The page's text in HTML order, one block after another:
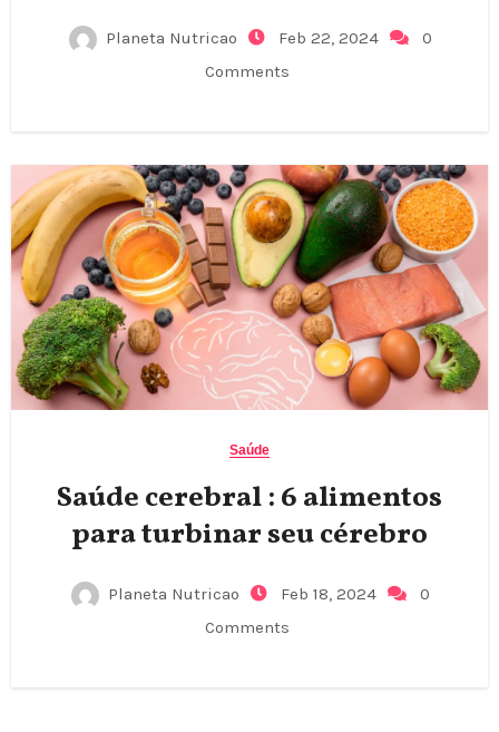
Planeta Nutricao Feb 22, 2024
0
Comments
Saúde
Saúde cerebral : 6 alimentos
para turbinar seu cérebro
Planeta Nutricao Feb 18, 2024
0
Comments